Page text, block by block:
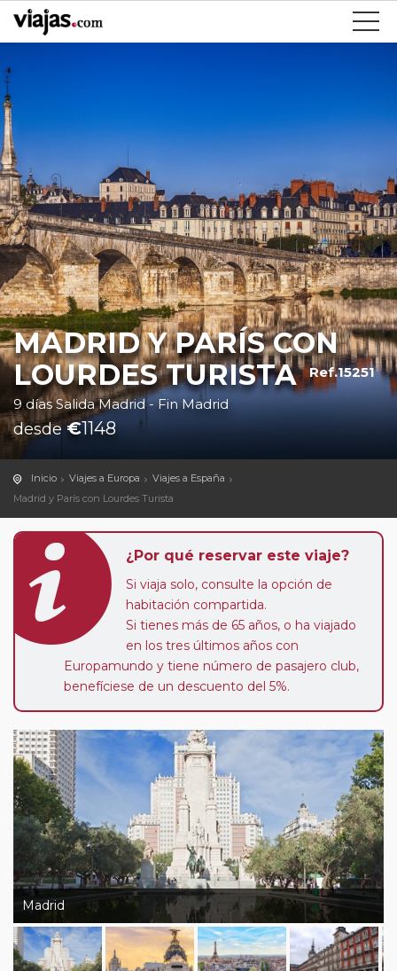
MADRID Y PARÍS CON
LOURDES TURISTA Ref.15251
9 días Salida Madrid - Fin Madrid
desde€1148
Inicio Viajes a Europa
Viajes a España
Madrid y París con Lourdes Turista
¿Por qué reservar este viaje?
Si viaja solo, consulte la opción de
habitación compartida.
Si tienes más de 65 años, o ha viajado
en los tres últimos años con
Europamundo y tiene número de pasajero club,
benefíciese de un descuento del 5%.
Madrid